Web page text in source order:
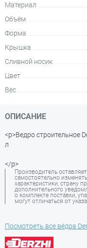
Материал
Объём
Форма
Крышка
Сливной носик
Цвет
Вес
ОПИСАНИЕ
<p>Ведро строительное
л
</p>
Производитель
самостоятельно
характеристики, страну
дополнительного
о комплекте поставки,
могут отличаться от
Посмотреть все вёдра